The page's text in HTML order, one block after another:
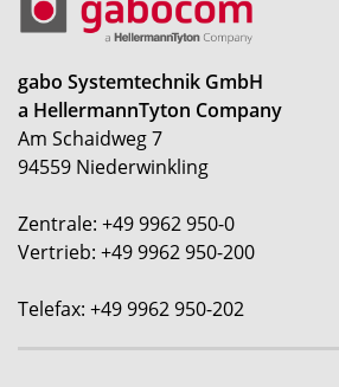
gabo Systemtechnik GmbH
a HellermannTyton Company
Am Schaidweg 7
94559 Niederwinkling
Zentrale: +49 9962 950-0
Vertrieb: +49 9962 950-200
Telefax: +49 9962 950-202